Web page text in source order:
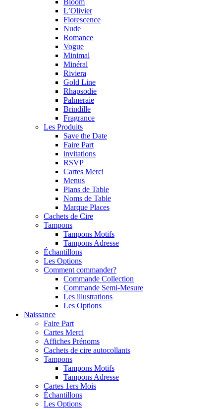
Bloom
L’Olivier
Florescence
Nude
Romance
Vogue
Minimal
Minéral
Riviera
Gold Line
Rhapsodie
Palmeraie
Brindille
Fragrance
Les Produits
Save the Date
Faire Part
invitations
RSVP
Cartes Merci
Menus
Plans de Table
Noms de Table
Marque Places
Cachets de Cire
Tampons
Tampons Motifs
Tampons Adresse
Échantillons
Les Options
Comment commander?
Commande Collection
Commande Semi-Mesure
Les illustrations
Les Options
Naissance
Faire Part
Cartes Merci
Affiches Prénoms
Cachets de cire autocollants
Tampons
Tampons Motifs
Tampons Adresse
Cartes 1ers Mois
Échantillons
Les Options